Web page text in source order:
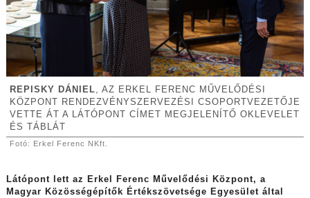
REPISKY DÁNIEL, AZ ERKEL FERENC MŰVELŐDÉSI
KÖZPONT RENDEZVÉNYSZERVEZÉSI CSOPORTVEZETŐJE
VETTE ÁT A LÁTÓPONT CÍMET MEGJELENÍTŐ OKLEVELET
ÉS TÁBLÁT
Fotó: Erkel Ferenc NKft.
Látópont lett az Erkel Ferenc Művelődési Központ, a
Magyar Közösségépítők Értékszövetsége Egyesület által